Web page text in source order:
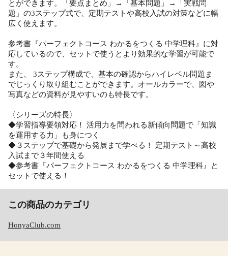
とができます。「要点まとめ」→「基本問題」→「実戦問
題」の3ステップ式で、定期テストや高校入試の対策などに幅
広く使えます。
参考書『パーフェクトコース わかるをつくる 中学理科』に対
応しているので、セットで使うとより効果的な学習が可能で
す。
また、 3ステップ構成で、基本の確認からハイレベル問題ま
でじっくり取り組むことができます。オールカラーで、図や
写真などの資料が見やすいのも特長です。
〈シリーズの特長〉
◆学習指導要領対応！ 活用力を問われる新傾向問題で「知識
を運用する力」も身につく
◆３ステップで基礎から発展まで学べる！ 定期テスト～高校
入試まで３年間使える
◆参考書『パーフェクトコース わかるをつくる 中学理科』と
セットで使える！
この商品のカテゴリ
HonyaClub.com